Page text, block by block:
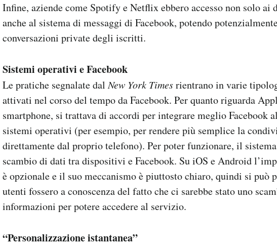
Infine, aziende come Spotify e Netflix ebbero accesso non solo
anche al sistema di messaggi di Facebook, potendo
conversazioni private degli iscritti.
Sistemi operativi e Facebook
Le pratiche segnalate dalNew York Timesrientrano in varie
attivati nel corso del tempo da Facebook. Per quanto riguarda
smartphone, si trattava di accordi per integrare meglio Facebook
sistemi operativi (per esempio, per rendere più semplice la
direttamente dal proprio telefono). Per poter funzionare, il
scambio di dati tra dispositivi e Facebook. Su iOS e Android
è opzionale e il suo meccanismo è piuttosto chiaro, quindi si può
utenti fossero a conoscenza del fatto che ci sarebbe stato uno
informazioni per potere accedere al servizio.
“Personalizzazione istantanea”